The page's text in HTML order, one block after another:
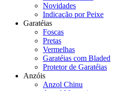
Novidades
Indicação por Peixe
Garatéias
Foscas
Pretas
Vermelhas
Garatéias com Bladed
Protetor de Garatéias
Anzóis
Anzol Chinu